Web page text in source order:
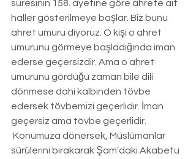
suresinin 158. ayetine göre ahrete ait
haller gösterilmeye başlar. Biz bunu
ahret umuru diyoruz. O kişi o ahret
umurunu görmeye başladığında iman
ederse geçersizdir. Ama o ahret
umurunu gördüğü zaman bile dili
dönmese dahi kalbinden tövbe
edersek tövbemizi geçerlidir. İman
geçersiz ama tövbe geçerlidir.
sürülerini bırakarak Şam'daki Akabetu